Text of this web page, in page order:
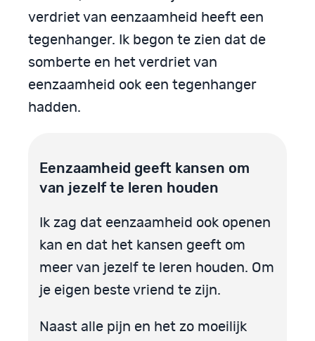
verdriet van eenzaamheid heeft een
tegenhanger. Ik begon te zien dat de
somberte en het verdriet van
eenzaamheid ook een tegenhanger
hadden.
Eenzaamheid geeft kansen om
van jezelf te leren houden
Ik zag dat eenzaamheid ook openen
kan en dat het kansen geeft om
meer van jezelf te leren houden. Om
je eigen beste vriend te zijn.
Naast alle pijn en het zo moeilijk